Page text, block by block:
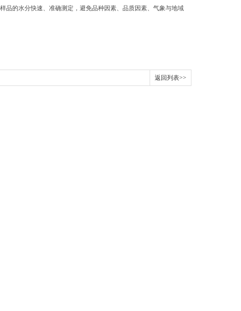
品的水分快速、准确测定，避免品种因素、品质因素、气象与地域
返回列表>>